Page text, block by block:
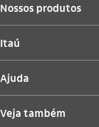
Nossos produtos
Itaú
Ajuda
Veja também